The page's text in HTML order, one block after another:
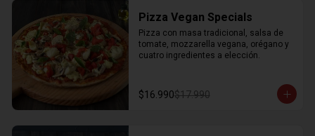
Pizza Vegan Specials
Pizza con masa tradicional, salsa de
tomate, mozzarella vegana, orégano y
cuatro ingredientes a elección.
$16.990$17.990